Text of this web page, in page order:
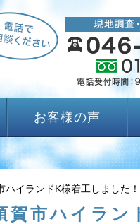
お客様の声
イランドK様着工しました！
賀市ハイラン